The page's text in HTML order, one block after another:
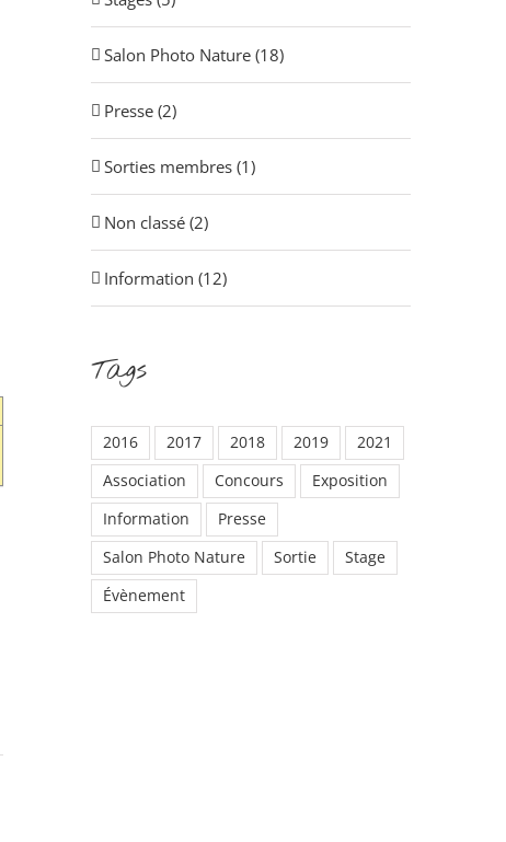
Salon Photo Nature (18)
Presse (2)
Sorties membres (1)
Non classé (2)
Information (12)
Tags
2016 2017 2018 2019
2021
Association
Concours
Exposition
Information
Presse
Salon Photo Nature
Sortie
Stage
Évènement